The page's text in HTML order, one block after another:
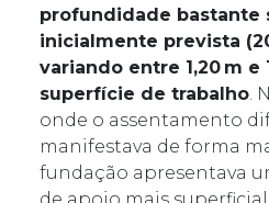
profundidade bastante
inicialmente prevista
variando entre 1,20 m e
superfície de trabalho.
onde o assentamento
manifestava de forma
fundação apresentava